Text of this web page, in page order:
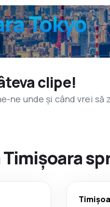
Tokyo
clipe!
ne unde și când vrei să